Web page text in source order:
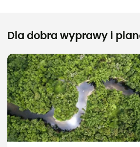
Dla dobra wyprawy i